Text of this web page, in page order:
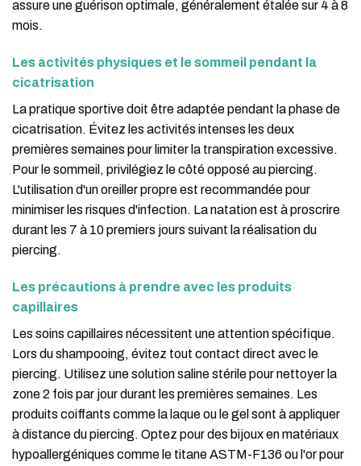
assure une guérison optimale, généralement étalée sur 4 à 8
mois.
Les activités physiques et le sommeil pendant la
cicatrisation
La pratique sportive doit être adaptée pendant la phase de
cicatrisation. Évitez les activités intenses les deux
premières semaines pour limiter la transpiration excessive.
Pour le sommeil, privilégiez le côté opposé au piercing.
L'utilisation d'un oreiller propre est recommandée pour
minimiser les risques d'infection. La natation est à proscrire
durant les 7 à 10 premiers jours suivant la réalisation du
piercing.
Les précautions à prendre avec les produits
capillaires
Les soins capillaires nécessitent une attention spécifique.
Lors du shampooing, évitez tout contact direct avec le
piercing. Utilisez une solution saline stérile pour nettoyer la
zone 2 fois par jour durant les premières semaines. Les
produits coiffants comme la laque ou le gel sont à appliquer
à distance du piercing. Optez pour des bijoux en matériaux
hypoallergéniques comme le titane ASTM-F136 ou l'or pour